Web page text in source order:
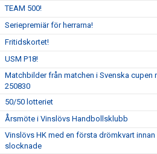
TEAM 500!
Seriepremiär för herrarna!
Fritidskortet!
USM P18!
Matchbilder från matchen i Svenska cupen
250830
50/50 lotteriet
Årsmöte i Vinslövs Handbollsklubb
Vinslövs HK med en första drömkvart innan
slocknade